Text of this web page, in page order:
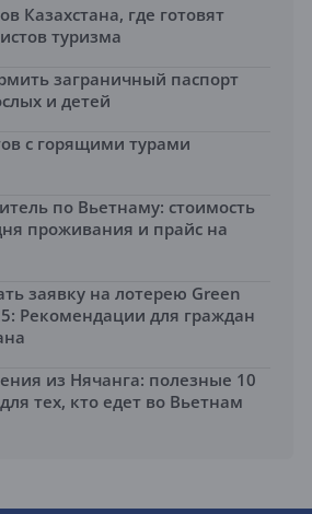
Казахстана, где готовят
туризма
заграничный паспорт
и детей
с горящими турами
по Вьетнаму: стоимость
проживания и прайс на
заявку на лотерею Green
Рекомендации для граждан
из Нячанга: полезные 10
тех, кто едет во Вьетнам